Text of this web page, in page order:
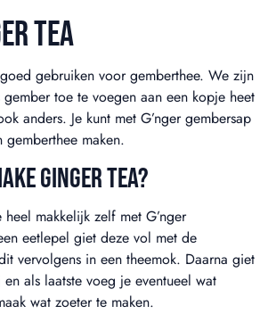
TEA
gebruiken voor gemberthee. We zijn
toe te voegen aan een kopje heet
anders. Je kunt met G’nger gembersap
maken.
GINGER TEA?
makkelijk zelf met G’nger
eetlepel giet deze vol met de
vervolgens in een theemok. Daarna giet
als laatste voeg je eventueel wat
wat zoeter te maken.